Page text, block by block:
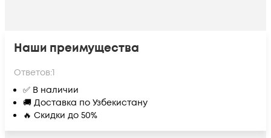
Наши преимущества
Ответов:1
✅ В наличии
🚚 Доставка по Узбекистану
🔥 Скидки до 50%